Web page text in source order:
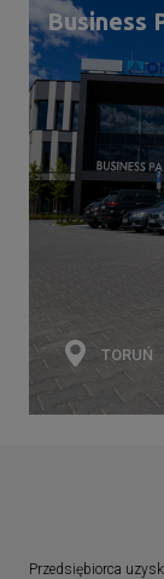
Business
TORUŃ
Przedsiębiorca